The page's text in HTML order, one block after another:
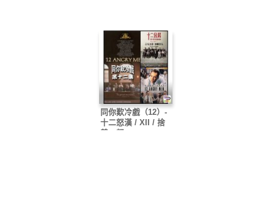
同你歎冷戲（12）-
十二怒漢 / XII / 捨
義．怒